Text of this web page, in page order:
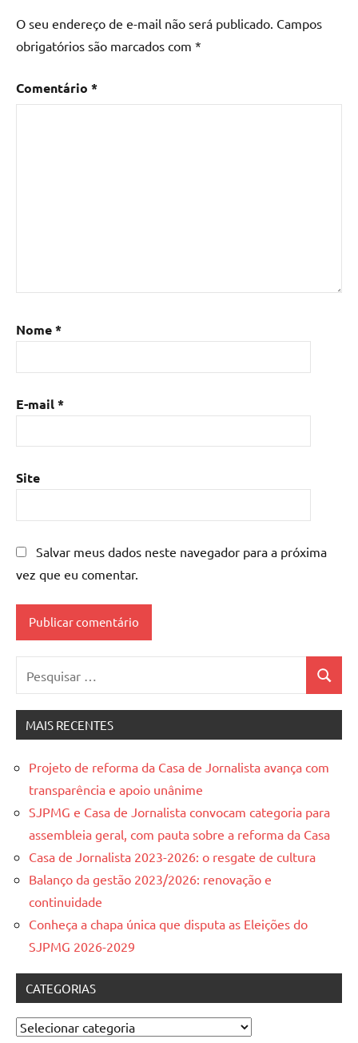
O seu endereço de e-mail não será publicado. Campos
obrigatórios são marcados com *
Comentário *
Nome*
E-mail*
Site
Salvar meus dados neste navegador para a próxima
vez que eu comentar.
por:
MAIS RECENTES
Projeto de reforma da Casa de Jornalista avança com
transparência e apoio unânime
SJPMG e Casa de Jornalista convocam categoria para
assembleia geral, com pauta sobre a reforma da Casa
Casa de Jornalista 2023-2026: o resgate de cultura
Balanço da gestão 2023/2026: renovação e
continuidade
Conheça a chapa única que disputa as Eleições do
SJPMG 2026-2029
CATEGORIAS
Categorias